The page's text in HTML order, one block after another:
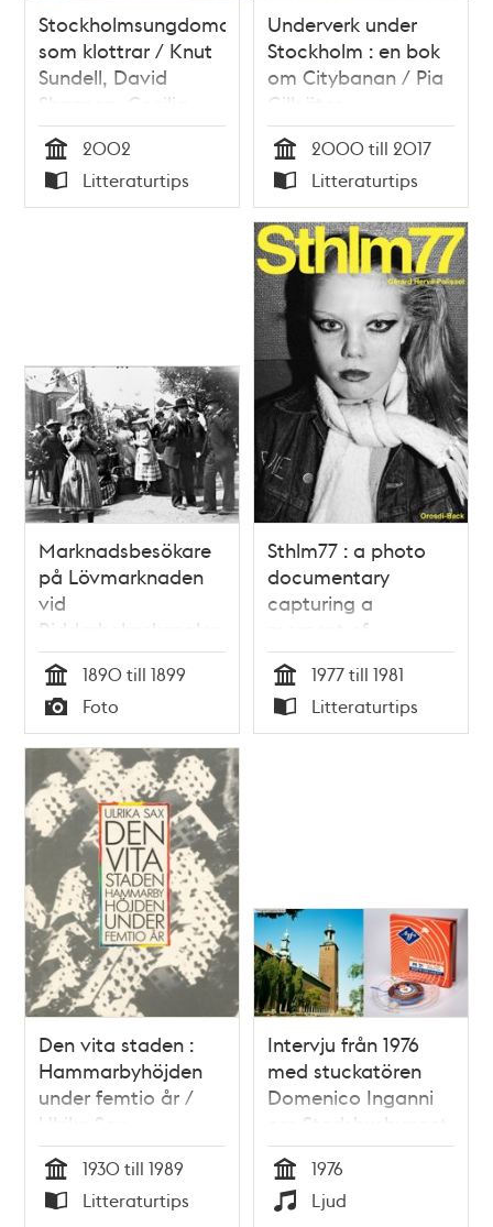
Stockholmsungdomar
som klottrar / Knut
Sundell, David
Shannon, Cecilia
Andrée Löfholm
Tid
2002
Typ
Litteraturtips
Underverk under
Stockholm : en bok
om Citybanan / Pia
Gillsäter
Tid
2000 till 2017
Typ
Litteraturtips
Marknadsbesökare
på Lövmarknaden
vid
Riddarholmskanalen
på Riddarholmen.
Flickan i förgrunden
blåser i en lergök
och i bakgrunden
skymtar
Riddarholmskyrkan.
Tid
1890 till 1899
Typ
Foto
Sthlm77 : a photo
documentary
capturing a
moment of
Stockholm's 1977
punk scene, with
follow-up interviews
/ Gérard Hervé
Tid
1977 till 1981
Typ
Litteraturtips
Den vita staden :
Hammarbyhöjden
under femtio år /
Ulrika Sax
Tid
1930 till 1989
Litteraturtips
Intervju från 1976
med stuckatören
Domenico Inganni
om Stadshusbygget
Tid
1976
Ljud